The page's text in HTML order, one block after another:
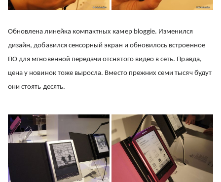
Обновлена линейка компактных камер bloggie. Изменился
дизайн, добавился сенсорный экран и обновилось встроенное
ПО для мгновенной передачи отснятого видео в сеть. Правда,
цена у новинок тоже выросла. Вместо прежних семи тысяч будут
они стоять десять.